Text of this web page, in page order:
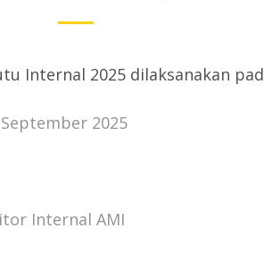
Internal 2025 dilaksanakan
2025
Internal AMI